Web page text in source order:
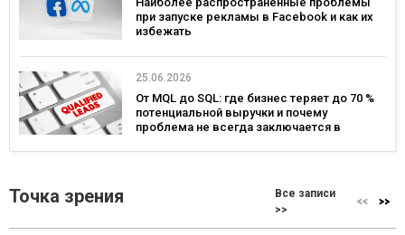
при запуске рекламы в Facebook и как их
избежать
25.06.2026
От MQL до SQL: где бизнес теряет до 70 %
потенциальной выручки и почему
проблема не всегда заключается в
Точка зрения
Все записи
>>